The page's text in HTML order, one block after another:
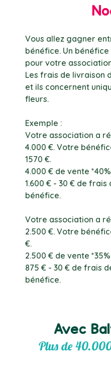
Vous allez gagner
bénéfice. Un
pour votre
Les frais de livraison
et ils concernent
fleurs.
Exemple :
Votre association a
4.000 €. Votre
1570 €.
4.000 € de vente
1.600 € - 30 € de frais
bénéfice.
Votre association a
2.500 €. Votre
€.
2.500 € de vente
875 € - 30 € de frais
bénéfice.
Avec
Plus de